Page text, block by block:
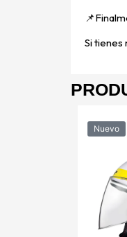
📌
Si tienes
Nuevo